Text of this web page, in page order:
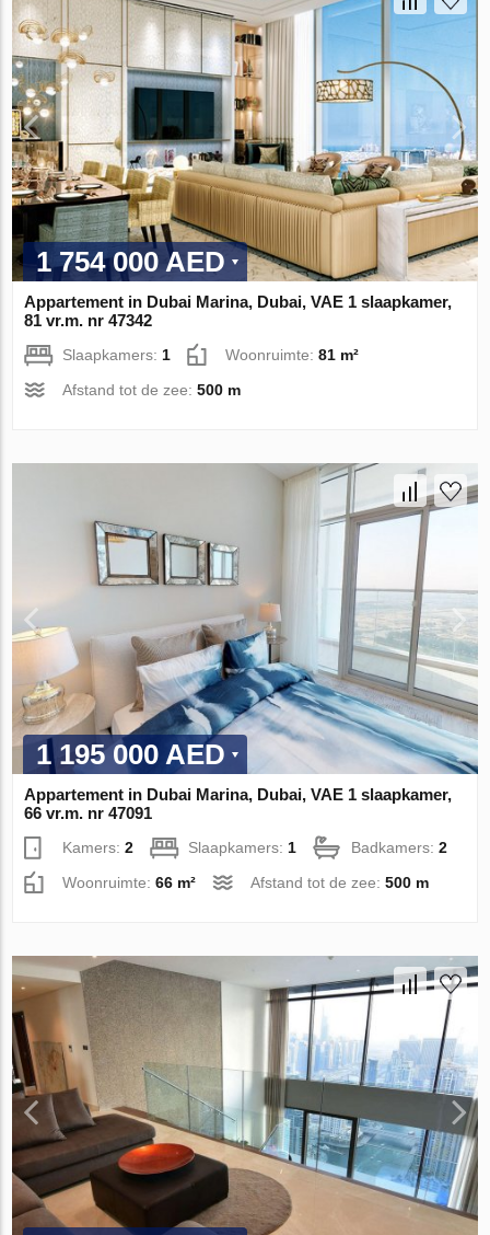
1 754 000 AED
Appartement in Dubai Marina, Dubai, VAE 1 slaapkamer,
81 vr.m. nr 47342
Slaapkamers: 1 Woonruimte:81 m²
Afstand tot de zee:500 m
1 195 000 AED
Appartement in Dubai Marina, Dubai, VAE 1 slaapkamer,
66 vr.m. nr 47091
Kamers:2 Slaapkamers: 1 Badkamers:2
Woonruimte:66 m² Afstand tot de zee:500 m